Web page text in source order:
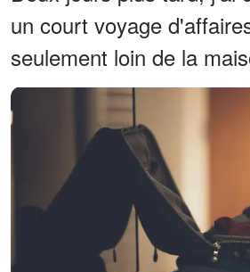
un court voyage
seulement loin de la